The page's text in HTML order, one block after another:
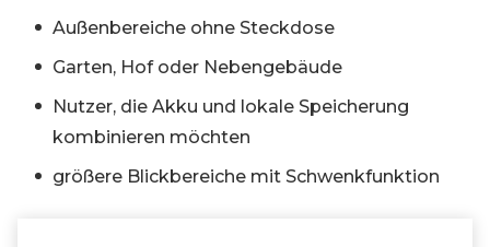
Außenbereiche ohne Steckdose
Garten, Hof oder Nebengebäude
Nutzer, die Akku und lokale Speicherung
kombinieren möchten
größere Blickbereiche mit Schwenkfunktion